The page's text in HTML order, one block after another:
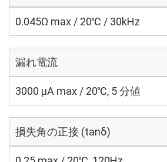
0.045Ω max / 20℃ / 30kHz
漏れ電流
3000 μA max / 20℃, 5 分値
損失角の正接 (tanδ)